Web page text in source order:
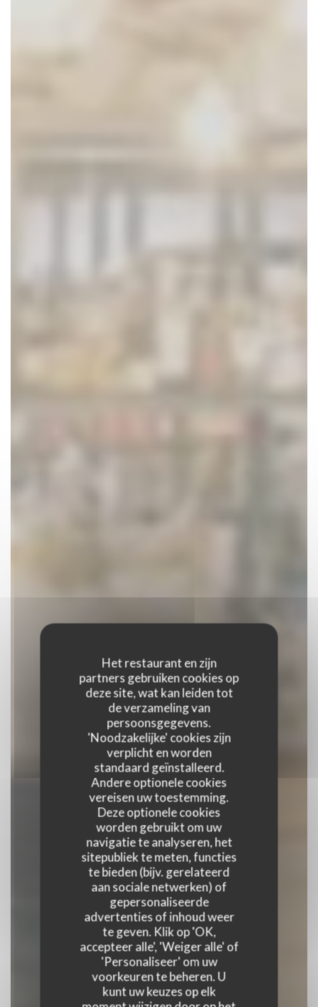
Het restaurant en zijn
partners gebruiken cookies op
deze site, wat kan leiden tot
de verzameling van
persoonsgegevens.
'Noodzakelijke' cookies zijn
verplicht en worden
standaard geïnstalleerd.
Andere optionele cookies
vereisen uw toestemming.
Deze optionele cookies
worden gebruikt om uw
navigatie te analyseren, het
sitepubliek te meten, functies
te bieden (bijv. gerelateerd
aan sociale netwerken) of
gepersonaliseerde
advertenties of inhoud weer
te geven. Klik op 'OK,
accepteer alle', 'Weiger alle' of
'Personaliseer' om uw
voorkeuren te beheren. U
kunt uw keuzes op elk
Restaurant Chez Félix
BRASSERIE |TROYES
RESERVEER EEN TAFEL